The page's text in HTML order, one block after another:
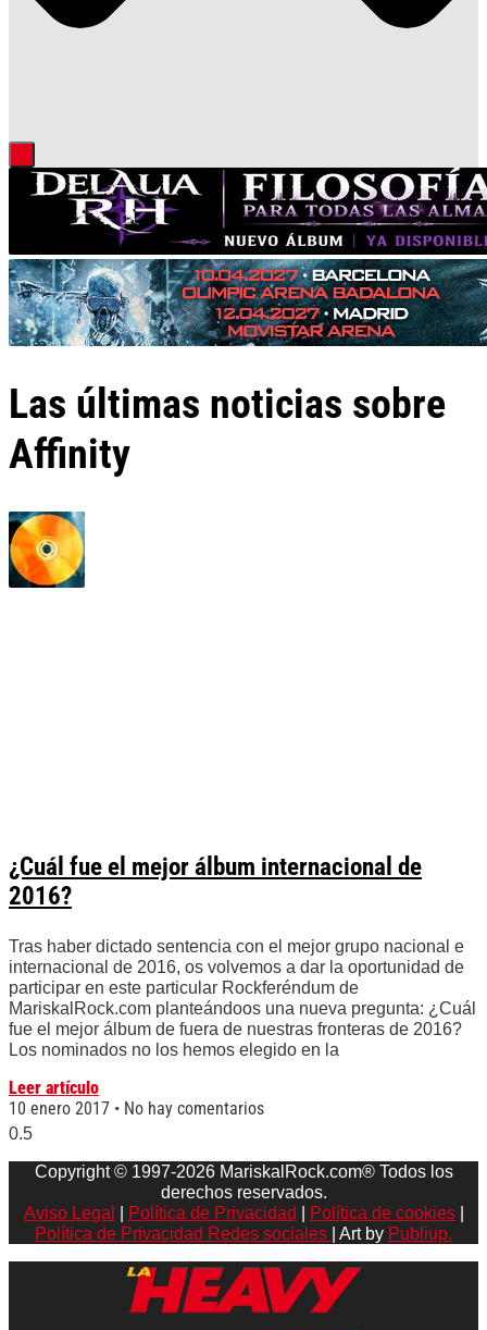
Las últimas noticias sobre
Affinity
¿Cuál fue el mejor álbum internacional de
2016?
Tras haber dictado sentencia con el mejor grupo nacional e
internacional de 2016, os volvemos a dar la oportunidad de
participar en este particular Rockferéndum de
MariskalRock.com planteándoos una nueva pregunta: ¿Cuál
fue el mejor álbum de fuera de nuestras fronteras de 2016?
Los nominados no los hemos elegido en la
Leer artículo
10 enero 2017
No hay comentarios
Copyright © 1997-2026 MariskalRock.com® Todos los
derechos reservados.
Aviso Legal
Política de Privacidad Política de cookies|
Política de Privacidad Redes sociales
| Art by Publiup.